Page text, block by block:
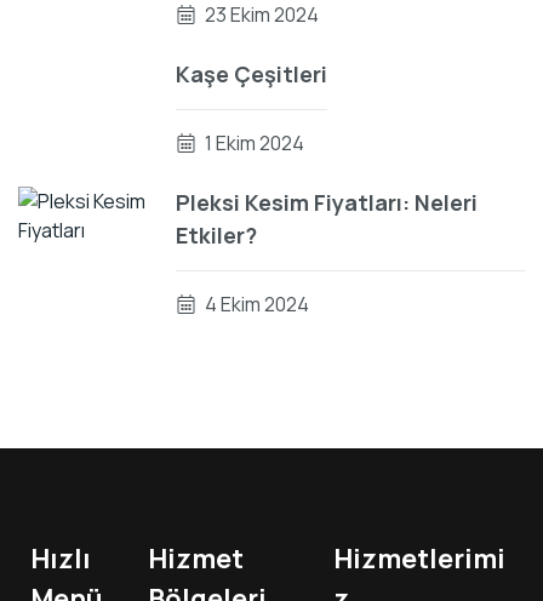
23 Ekim 2024
Kaşe Çeşitleri
1 Ekim 2024
Pleksi Kesim Fiyatları: Neleri
Etkiler?
4 Ekim 2024
Hızlı
Hizmet
Hizmetlerimi